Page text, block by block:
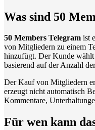
Was sind 50
50 Members Telegram ist
von Mitgliedern zu einem
hinzufügt. Der Kunde
basierend auf der Anzahl
Der Kauf von Mitgliedern
erzeugt nicht automatisch
Kommentare,
Für wen kann